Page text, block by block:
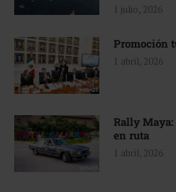
1 julio, 2026
Promoción
1 abril, 2026
Rally
en ruta
1 abril, 2026